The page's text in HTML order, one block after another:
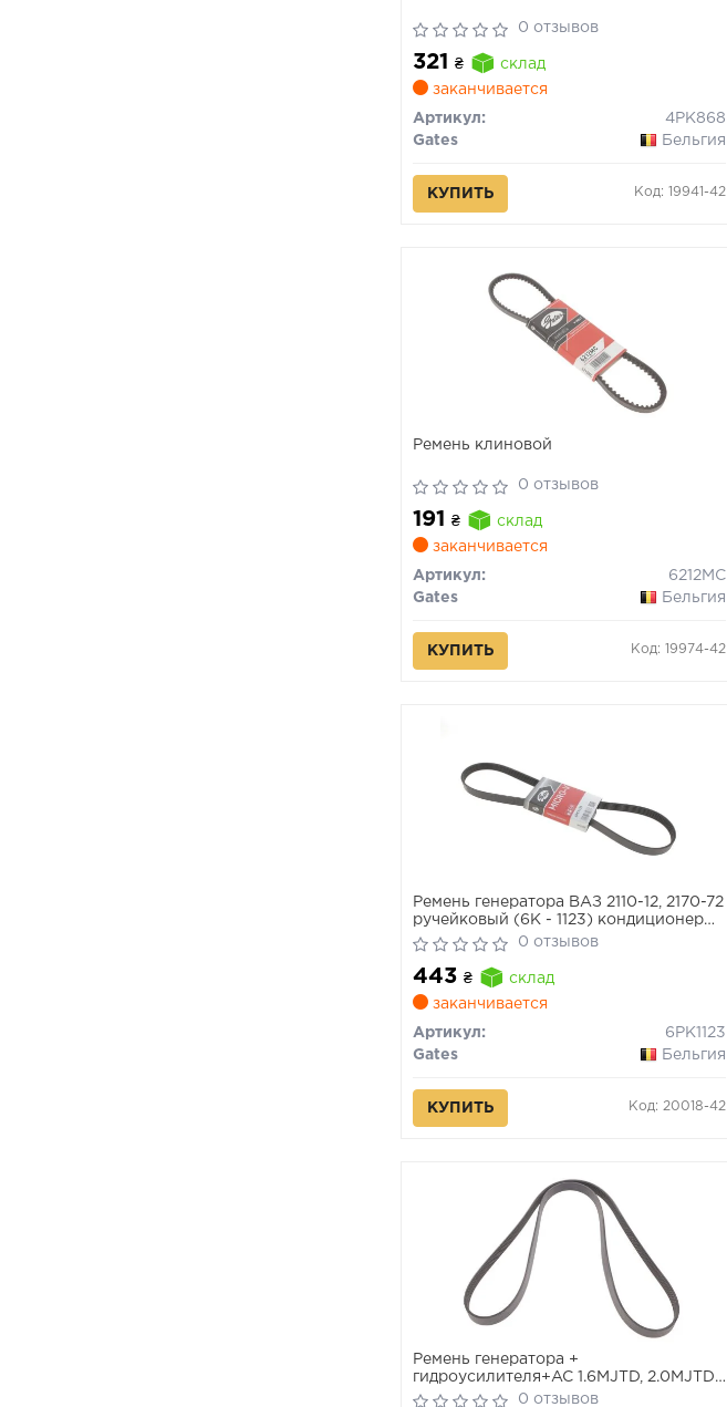
0 отзывов
321 ₴
склад
заканчивается
Артикул:
4PK868
Gates
Бельгия
КУПИТЬ Код: 19941-42
Ремень клиновой
0 отзывов
191 ₴
склад
заканчивается
Артикул:
6212MC
Gates
Бельгия
КУПИТЬ Код: 19974-42
Ремень генератора ВАЗ 2110-12, 2170-72
ручейковый (6K - 1123) кондиционер
кор. уп.
0 отзывов
443 ₴
склад
заканчивается
Артикул:
6PK1123
Gates
Бельгия
КУПИТЬ Код: 20018-42
Ремень генератора +
гидроусилителя+AC 1.6MJTD, 2.0MJTD
Doblo 2009- 6РК1706
0 отзывов